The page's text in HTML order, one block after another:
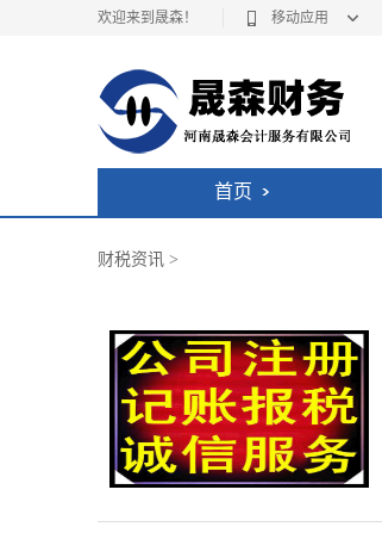
欢迎来到晟森！ 移动应用
首页
财税资讯 >